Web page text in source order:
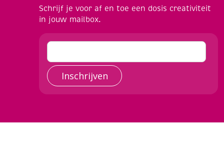
Schrijf je voor af en toe een dosis creativiteit
in jouw mailbox.
Inschrijven